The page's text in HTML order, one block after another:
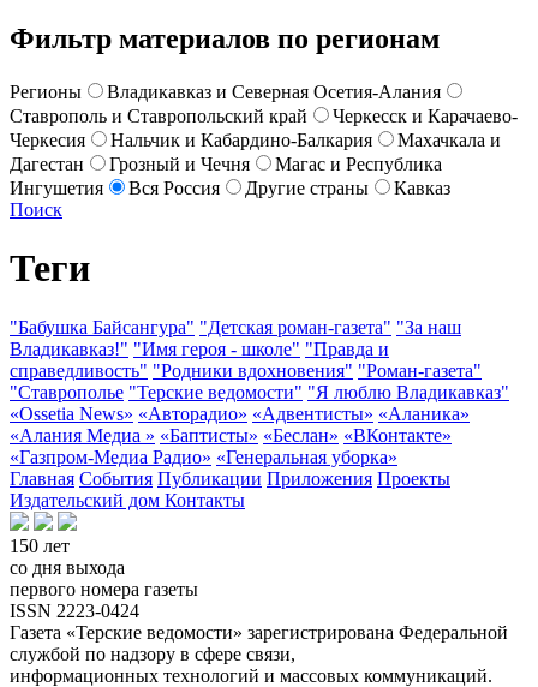
Фильтр материалов по регионам
Регионы
Владикавказ и Северная Осетия-Алания
Ставрополь и Ставропольский край
Черкесск и Карачаево-
Черкесия
Нальчик и Кабардино-Балкария
Махачкала и
Дагестан
Грозный и Чечня
Магас и Республика
Ингушетия
Вся Россия Другие страны
Кавказ
Поиск
Теги
"Бабушка Байсангура" "Детская роман-газета" "За наш
Владикавказ!" "Имя героя - школе" "Правда и
справедливость" "Родники вдохновения" "Роман-газета"
"Ставрополье "Терские ведомости" "Я люблю Владикавказ"
«Ossetia News» «Авторадио» «Адвентисты» «Аланика»
«Алания Медиа » «Баптисты» «Беслан» «ВКонтакте»
«Газпром-Медиа Радио» «Генеральная уборка»
Главная События Публикации Приложения Проекты
Издательский дом Контакты
150 лет
со дня выхода
первого номера газеты
ISSN 2223-0424
Газета «Терские ведомости» зарегистрирована Федеральной
службой по надзору в сфере связи,
информационных технологий и массовых коммуникаций.